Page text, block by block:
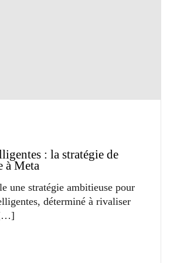
: la stratégie de
à Meta
une stratégie ambitieuse pour
déterminé à rivaliser